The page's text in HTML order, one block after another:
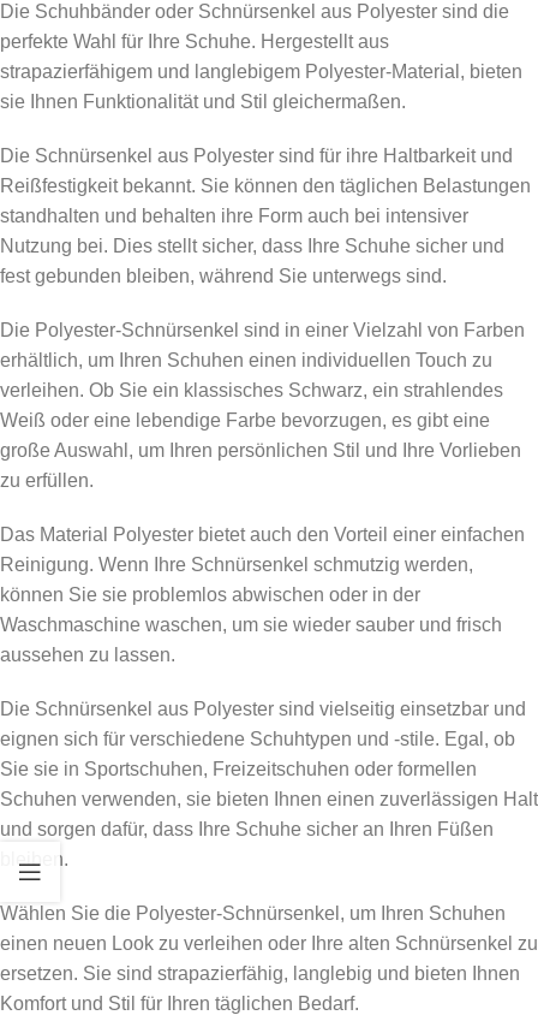
Die Schuhbänder oder Schnürsenkel aus Polyester sind die
perfekte Wahl für Ihre Schuhe. Hergestellt aus
strapazierfähigem und langlebigem Polyester-Material, bieten
sie Ihnen Funktionalität und Stil gleichermaßen.
Die Schnürsenkel aus Polyester sind für ihre Haltbarkeit und
Reißfestigkeit bekannt. Sie können den täglichen Belastungen
standhalten und behalten ihre Form auch bei intensiver
Nutzung bei. Dies stellt sicher, dass Ihre Schuhe sicher und
fest gebunden bleiben, während Sie unterwegs sind.
Die Polyester-Schnürsenkel sind in einer Vielzahl von Farben
erhältlich, um Ihren Schuhen einen individuellen Touch zu
verleihen. Ob Sie ein klassisches Schwarz, ein strahlendes
Weiß oder eine lebendige Farbe bevorzugen, es gibt eine
große Auswahl, um Ihren persönlichen Stil und Ihre Vorlieben
zu erfüllen.
Das Material Polyester bietet auch den Vorteil einer einfachen
Reinigung. Wenn Ihre Schnürsenkel schmutzig werden,
können Sie sie problemlos abwischen oder in der
Waschmaschine waschen, um sie wieder sauber und frisch
aussehen zu lassen.
Die Schnürsenkel aus Polyester sind vielseitig einsetzbar und
eignen sich für verschiedene Schuhtypen und -stile. Egal, ob
Sie sie in Sportschuhen, Freizeitschuhen oder formellen
Schuhen verwenden, sie bieten Ihnen einen zuverlässigen Halt
und sorgen dafür, dass Ihre Schuhe sicher an Ihren Füßen
bleiben.
Wählen Sie die Polyester-Schnürsenkel, um Ihren Schuhen
einen neuen Look zu verleihen oder Ihre alten Schnürsenkel zu
ersetzen. Sie sind strapazierfähig, langlebig und bieten Ihnen
Komfort und Stil für Ihren täglichen Bedarf.